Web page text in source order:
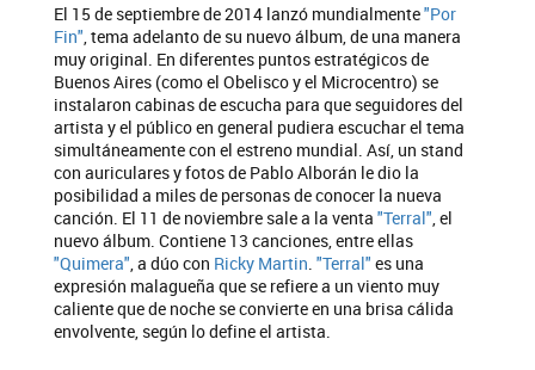
El 15 de septiembre de 2014 lanzó mundialmente"Por
Fin" , tema adelanto de su nuevo álbum, de una manera
muy original. En diferentes puntos estratégicos de
Buenos Aires (como el Obelisco y el Microcentro) se
instalaron cabinas de escucha para que seguidores del
artista y el público en general pudiera escuchar el tema
simultáneamente con el estreno mundial. Así, un stand
con auriculares y fotos de Pablo Alborán le dio la
posibilidad a miles de personas de conocer la nueva
canción. El 11 de noviembre sale a la venta "Terral" , el
nuevo álbum. Contiene 13 canciones, entre ellas
"Quimera" , a dúo con Ricky Martin "Terral" es una
expresión malagueña que se refiere a un viento muy
caliente que de noche se convierte en una brisa cálida
envolvente, según lo define el artista.